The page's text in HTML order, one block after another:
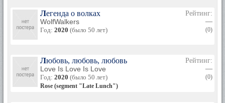
Легенда о волках
WolfWalkers
Год: 2020 (было 50 лет)
Рейтинг:
—
(0)
Любовь, любовь, любовь
Love Is Love Is Love
Год: 2020 (было 50 лет)
Rose (segment "Late Lunch")
Рейтинг:
—
(0)